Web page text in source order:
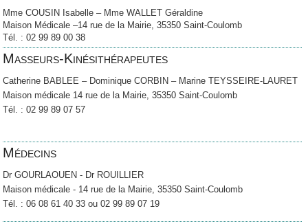
Mme COUSIN Isabelle – Mme WALLET Géraldine
Maison Médicale –14 rue de la Mairie, 35350 Saint-Coulomb
Tél. : 02 99 89 00 38
Masseurs-Kinésithérapeutes
Catherine BABLEE – Dominique CORBIN – Marine TEYSSEIRE-LAURET
Maison médicale 14 rue de la Mairie, 35350 Saint-Coulomb
Tél. : 02 99 89 07 57
Médecins
Dr GOURLAOUEN - Dr ROUILLIER
Maison médicale - 14 rue de la Mairie, 35350 Saint-Coulomb
Tél. : 06 08 61 40 33 ou 02 99 89 07 19